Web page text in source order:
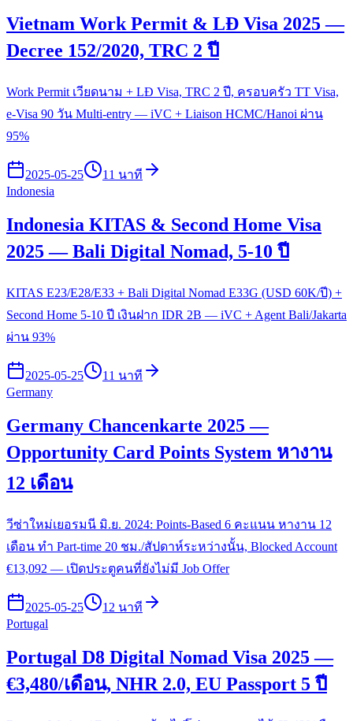
Vietnam Work Permit & LĐ Visa 2025 —
Decree 152/2020, TRC 2 ปี
Work Permit เวียดนาม + LĐ Visa, TRC 2 ปี, ครอบครัว TT Visa,
e-Visa 90 วัน Multi-entry — iVC + Liaison HCMC/Hanoi ผ่าน
95%
2025-05-25
11 นาที
Indonesia
Indonesia KITAS & Second Home Visa
2025 — Bali Digital Nomad, 5-10 ปี
KITAS E23/E28/E33 + Bali Digital Nomad E33G (USD 60K/ปี) +
Second Home 5-10 ปี เงินฝาก IDR 2B — iVC + Agent Bali/Jakarta
ผ่าน 93%
2025-05-25
11 นาที
Germany
Germany Chancenkarte 2025 —
Opportunity Card Points System หางาน
12 เดือน
วีซ่าใหม่เยอรมนี มิ.ย. 2024: Points-Based 6 คะแนน หางาน 12
เดือน ทำ Part-time 20 ชม./สัปดาห์ระหว่างนั้น, Blocked Account
€13,092 — เปิดประตูคนที่ยังไม่มี Job Offer
2025-05-25
12 นาที
Portugal
Portugal D8 Digital Nomad Visa 2025 —
€3,480/เดือน, NHR 2.0, EU Passport 5 ปี